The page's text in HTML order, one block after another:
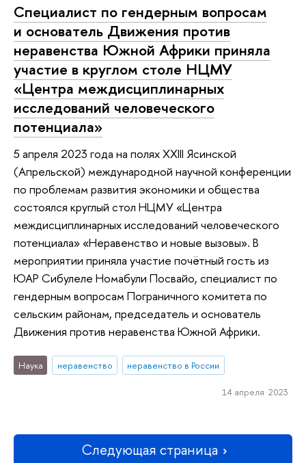
Специалист по гендерным вопросам
и основатель Движения против
неравенства Южной Африки приняла
участие в круглом столе НЦМУ
«Центра междисциплинарных
исследований человеческого
потенциала»
5 апреля 2023 года на полях XXIII Ясинской
(Апрельской) международной научной конференции
по проблемам развития экономики и общества
состоялся круглый стол НЦМУ «Центра
междисциплинарных исследований человеческого
потенциала» «Неравенство и новые вызовы». В
мероприятии приняла участие почётный гость из
ЮАР Сибулеле Номабули Посвайо, специалист по
гендерным вопросам Пограничного комитета по
сельским районам, председатель и основатель
Движения против неравенства Южной Африки.
Наука неравенство неравенство в России
14 апреля 2023
Следующая страница